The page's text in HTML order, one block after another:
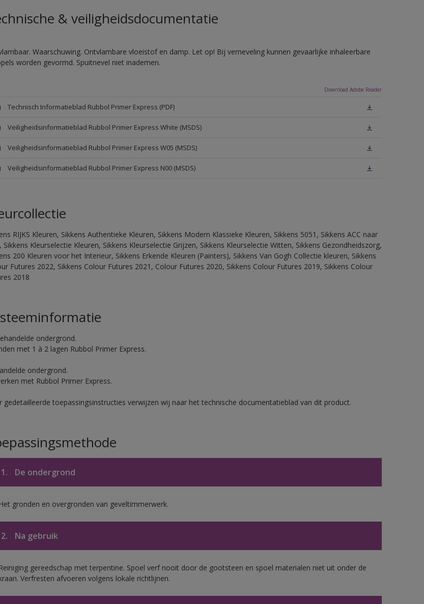
& veiligheidsdocumentatie
Waarschuwing. Ontvlambare vloeistof en damp. Let op! Bij verneveling kunnen gevaarlijke inhaleerbare
worden gevormd. Spuitnevel niet inademen.
Download Adobe Reader
Technisch Informatieblad Rubbol Primer Express (PDF)
Veiligheidsinformatieblad Rubbol Primer Express White (MSDS)
Veiligheidsinformatieblad Rubbol Primer Express W05 (MSDS)
Veiligheidsinformatieblad Rubbol Primer Express N00 (MSDS)
RIJKS Kleuren, Sikkens Authentieke Kleuren, Sikkens Modern Klassieke Kleuren, Sikkens 5051, Sikkens ACC naar
Sikkens Kleurselectie Kleuren, Sikkens Kleurselectie Grijzen, Sikkens Kleurselectie Witten, Sikkens Gezondheidszorg,
200 Kleuren voor het Interieur, Sikkens Erkende Kleuren (Painters), Sikkens Van Gogh Collectie kleuren, Sikkens
Futures 2022, Sikkens Colour Futures 2021, Colour Futures 2020, Sikkens Colour Futures 2019, Sikkens Colour
2018
ondergrond.
met 1 à 2 lagen Rubbol Primer Express.
ondergrond.
met Rubbol Primer Express.
gedetailleerde toepassingsinstructies verwijzen wij naar het technische documentatieblad van dit product.
1. De ondergrond
Het gronden en overgronden van geveltimmerwerk.
2. Na gebruik
Reiniging gereedschap met terpentine. Spoel verf nooit door de gootsteen en spoel materialen niet uit onder de
Verfresten afvoeren volgens lokale richtlijnen.